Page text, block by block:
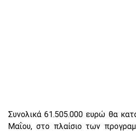
Συνολικά 61.505.000 ευρώ θα
Μαΐου, στο πλαίσιο των